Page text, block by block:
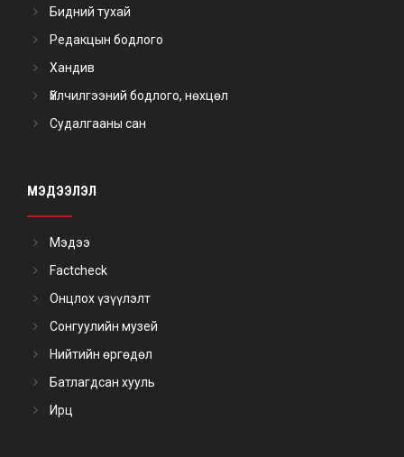
Бидний тухай
Редакцын бодлого
Хандив
Үйлчилгээний бодлого, нөхцөл
Судалгааны сан
МЭДЭЭЛЭЛ
Мэдээ
Factcheck
Онцлох үзүүлэлт
Сонгуулийн музей
Нийтийн өргөдөл
Батлагдсан хууль
Ирц